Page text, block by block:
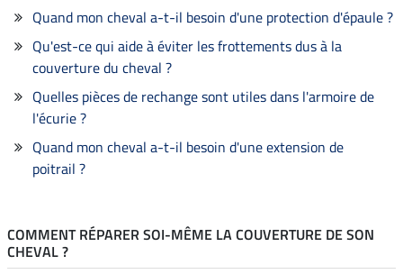
Quand mon cheval a-t-il besoin d'une protection d'épaule ?
Qu'est-ce qui aide à éviter les frottements dus à la
couverture du cheval ?
Quelles pièces de rechange sont utiles dans l'armoire de
l'écurie ?
Quand mon cheval a-t-il besoin d'une extension de
poitrail ?
COMMENT RÉPARER SOI-MÊME LA COUVERTURE DE SON
CHEVAL ?